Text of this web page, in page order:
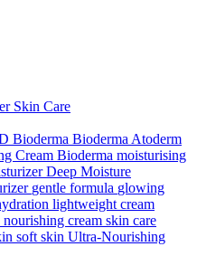
Skin Care
Bioderma Bioderma Atoderm
Cream Bioderma moisturising
Deep Moisture
gentle formula glowing
lightweight cream
nourishing cream skin care
soft skin Ultra-Nourishing